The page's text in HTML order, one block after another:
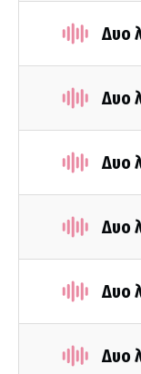
Δυο
Δυο
Δυο
Δυο
Δυο
Δυο